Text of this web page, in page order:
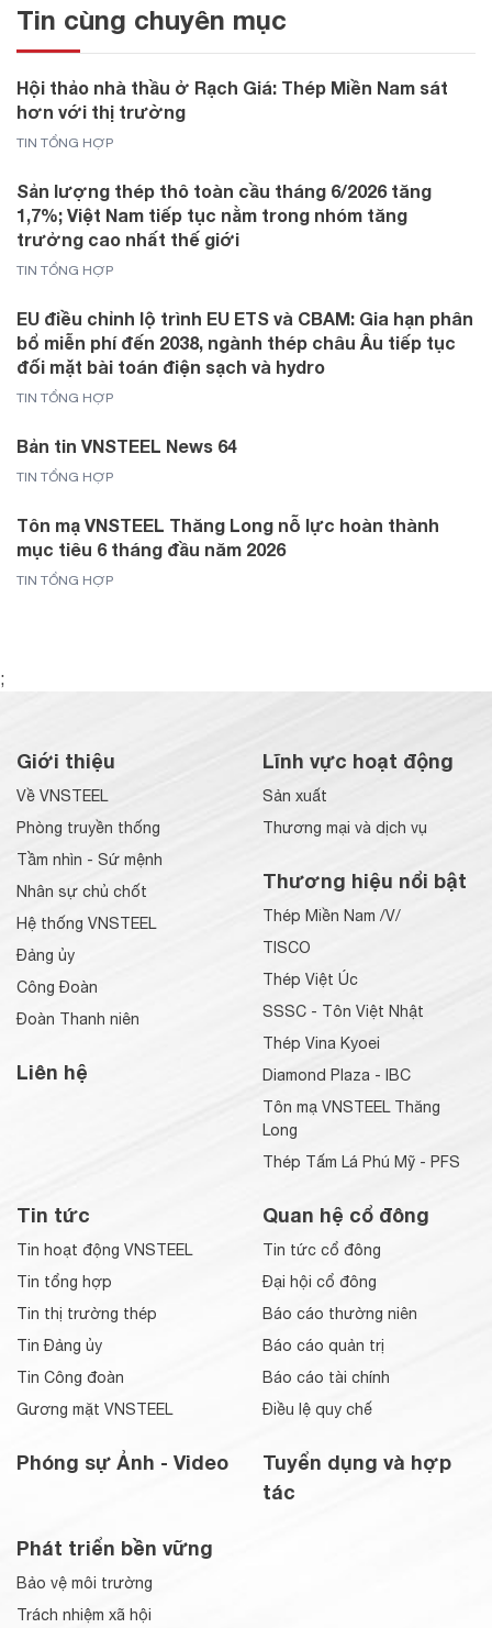
Tin cùng chuyên mục
Hội thảo nhà thầu ở Rạch Giá: Thép Miền Nam sát
hơn với thị trường
TIN TỔNG HỢP
Sản lượng thép thô toàn cầu tháng 6/2026 tăng
1,7%; Việt Nam tiếp tục nằm trong nhóm tăng
trưởng cao nhất thế giới
TIN TỔNG HỢP
EU điều chỉnh lộ trình EU ETS và CBAM: Gia hạn phân
bổ miễn phí đến 2038, ngành thép châu Âu tiếp tục
đối mặt bài toán điện sạch và hydro
TIN TỔNG HỢP
Bản tin VNSTEEL News 64
TIN TỔNG HỢP
Tôn mạ VNSTEEL Thăng Long nỗ lực hoàn thành
mục tiêu 6 tháng đầu năm 2026
TIN TỔNG HỢP
;
Giới thiệu
Về VNSTEEL
Phòng truyền thống
Tầm nhìn - Sứ mệnh
Nhân sự chủ chốt
Hệ thống VNSTEEL
Đảng ủy
Công Đoàn
Đoàn Thanh niên
Liên hệ
Lĩnh vực hoạt động
Sản xuất
Thương mại và dịch vụ
Thương hiệu nổi bật
Thép Miền Nam /V/
TISCO
Thép Việt Úc
SSSC - Tôn Việt Nhật
Thép Vina Kyoei
Diamond Plaza - IBC
Tôn mạ VNSTEEL Thăng
Long
Thép Tấm Lá Phú Mỹ - PFS
Tin tức
Tin hoạt động VNSTEEL
Tin tổng hợp
Tin thị trường thép
Tin Đảng ủy
Tin Công đoàn
Gương mặt VNSTEEL
Phóng sự Ảnh - Video
Quan hệ cổ đông
Tin tức cổ đông
Đại hội cổ đông
Báo cáo thường niên
Báo cáo quản trị
Báo cáo tài chính
Điều lệ quy chế
Tuyển dụng và hợp
tác
Phát triển bền vững
Bảo vệ môi trường
Trách nhiệm xã hội